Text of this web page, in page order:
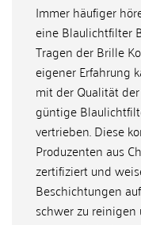
Immer häufiger
eine Blaulichtfilter
Tragen der Brille
eigener Erfahrung
mit der Qualität
güntige
vertrieben. Diese
Produzenten aus
zertifiziert und
Beschichtungen
schwer zu